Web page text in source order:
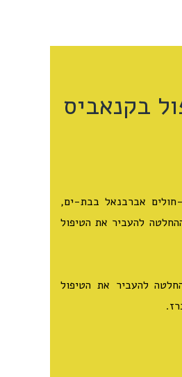
בקנאביס
חולים אברבנאל בבת-ים,
להעביר את הטיפול
להעביר את הטיפול